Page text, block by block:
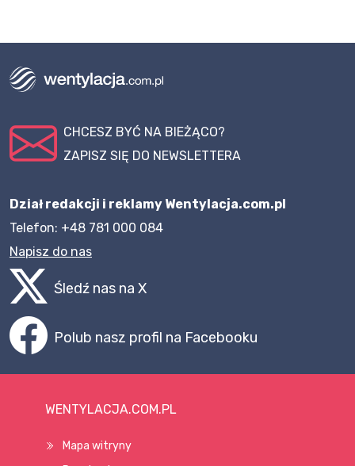
CHCESZ BYĆ NA BIEŻĄCO?
ZAPISZ SIĘ DO NEWSLETTERA
Dział redakcji i reklamy Wentylacja.com.pl
Telefon: +48 781 000 084
Napisz do nas
Śledź nas na X
Polub nasz profil na Facebooku
WENTYLACJA.COM.PL
Mapa witryny